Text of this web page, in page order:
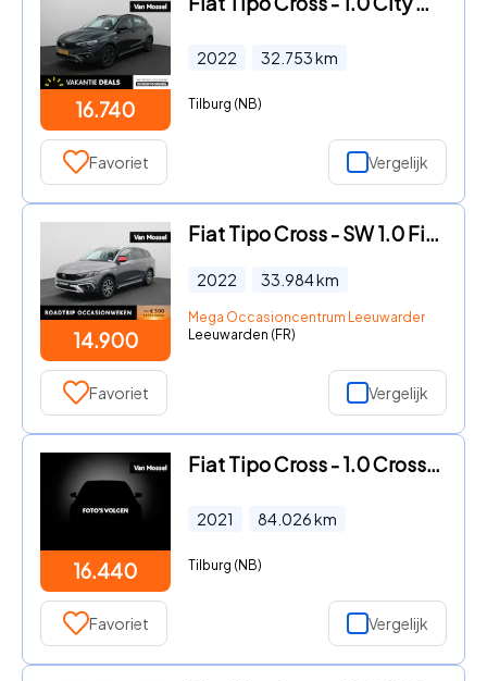
16.740
2022 32.753km
Tilburg (NB)
Favoriet Vergelijk
14.900
Fiat Tipo Cross - SW 1.0 Firefly 100 | Navigatie | Privacy Glass | Camera | Cl
2022 33.984km
Mega Occasioncentrum Leeuwarden
Leeuwarden (FR)
Favoriet Vergelijk
16.440
Fiat Tipo Cross - 1.0 Cross | Camera | Navigatie | Stoelverwarming
2021 84.026km
Tilburg (NB)
Favoriet Vergelijk